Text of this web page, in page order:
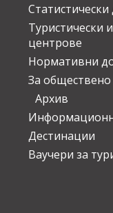
Туристически
центрове
Нормативни
За
Архив
Дестинации
Ваучери за